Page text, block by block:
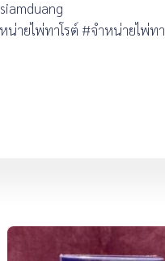
น่ายไพ่ทาโรต์ #จำหน่ายไพ่ทา